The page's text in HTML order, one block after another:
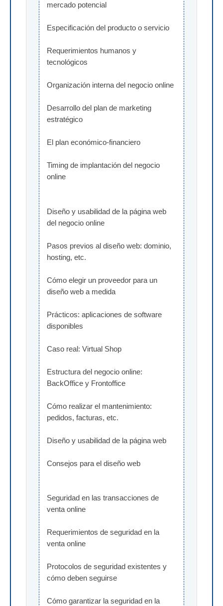
mercado potencial
Especificación del producto o servicio
Requerimientos humanos y
tecnológicos
Organización interna del negocio online
Desarrollo del plan de marketing
estratégico
El plan económico-financiero
Timing de implantación del negocio
online
Diseño y usabilidad de la página web
del negocio online
Pasos previos al diseño web: dominio,
hosting, etc.
Cómo elegir un proveedor para un
diseño web a medida
Prácticos: aplicaciones de software
disponibles
Caso real: Virtual Shop
Estructura del negocio online:
BackOffice y Frontoffice
Cómo realizar el mantenimiento:
pedidos, facturas, etc.
Diseño y usabilidad de la página web
Consejos para el diseño web
Seguridad en las transacciones de
venta online
Requerimientos de seguridad en la
venta online
Protocolos de seguridad existentes y
cómo deben seguirse
Cómo garantizar la seguridad en la